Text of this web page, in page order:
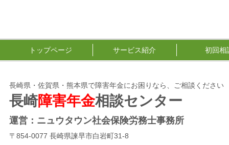
トップページ サービス紹介 初回相
長崎県・佐賀県・熊本県で障害年金にお困りなら、ご相談ください
長崎障害年金相談センター
運営：ニュウタウン社会保険労務士事務所
〒854-0077 長崎県諫早市白岩町31-8